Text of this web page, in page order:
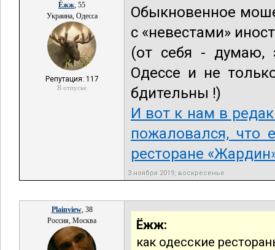
Ёжж, 55
Украина, Одесса
Репутация: 117
В отпуске
Обыкновенное
с «невестами»
(от себя - думаю,
Одессе и не
бдительны !)
И вот к нам в
пожаловался, что
ресторане
3 ноября 2019, воскресенье
Plainview, 38
Россия, Москва
Ёжж:
как одесские